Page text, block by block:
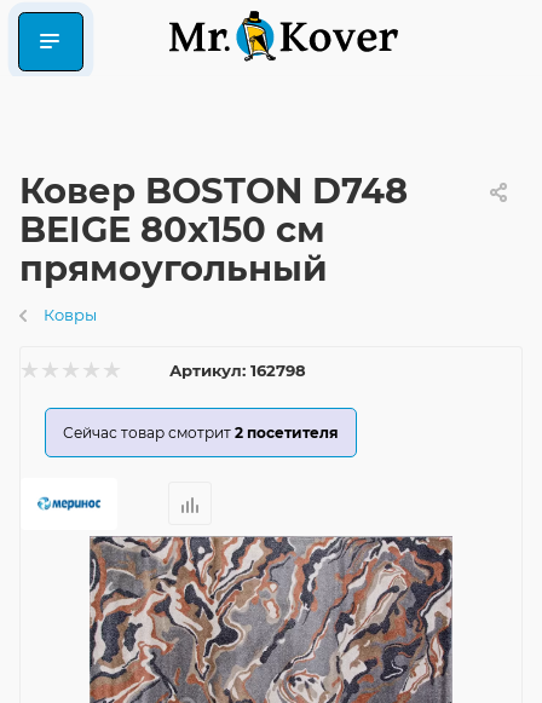
Ковер BOSTON D748
BEIGE 80x150 см
прямоугольный
Ковры
Артикул: 162798
Сейчас товар смотрит 2 посетителя